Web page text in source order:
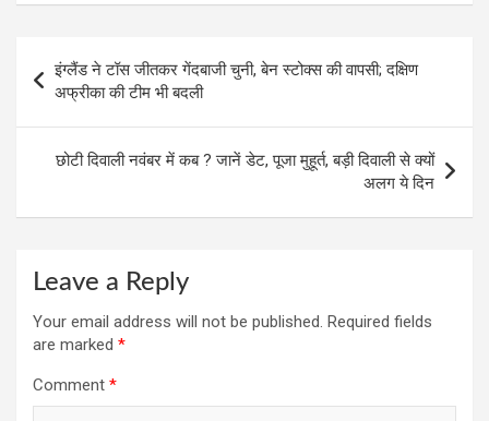
navigation
इंग्लैंड ने टॉस जीतकर गेंदबाजी चुनी, बेन स्टोक्स की वापसी; दक्षिण
अफ्रीका की टीम भी बदली
छोटी दिवाली नवंबर में कब ? जानें डेट, पूजा मुहूर्त, बड़ी दिवाली से क्यों
अलग ये दिन
Leave a Reply
Your email address will not be published. Required fields
are marked *
Comment *